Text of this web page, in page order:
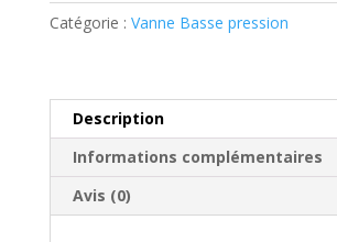
pression
Femelle
Catégorie : Vanne Basse pression
Description
Informations complémentaires
Avis (0)